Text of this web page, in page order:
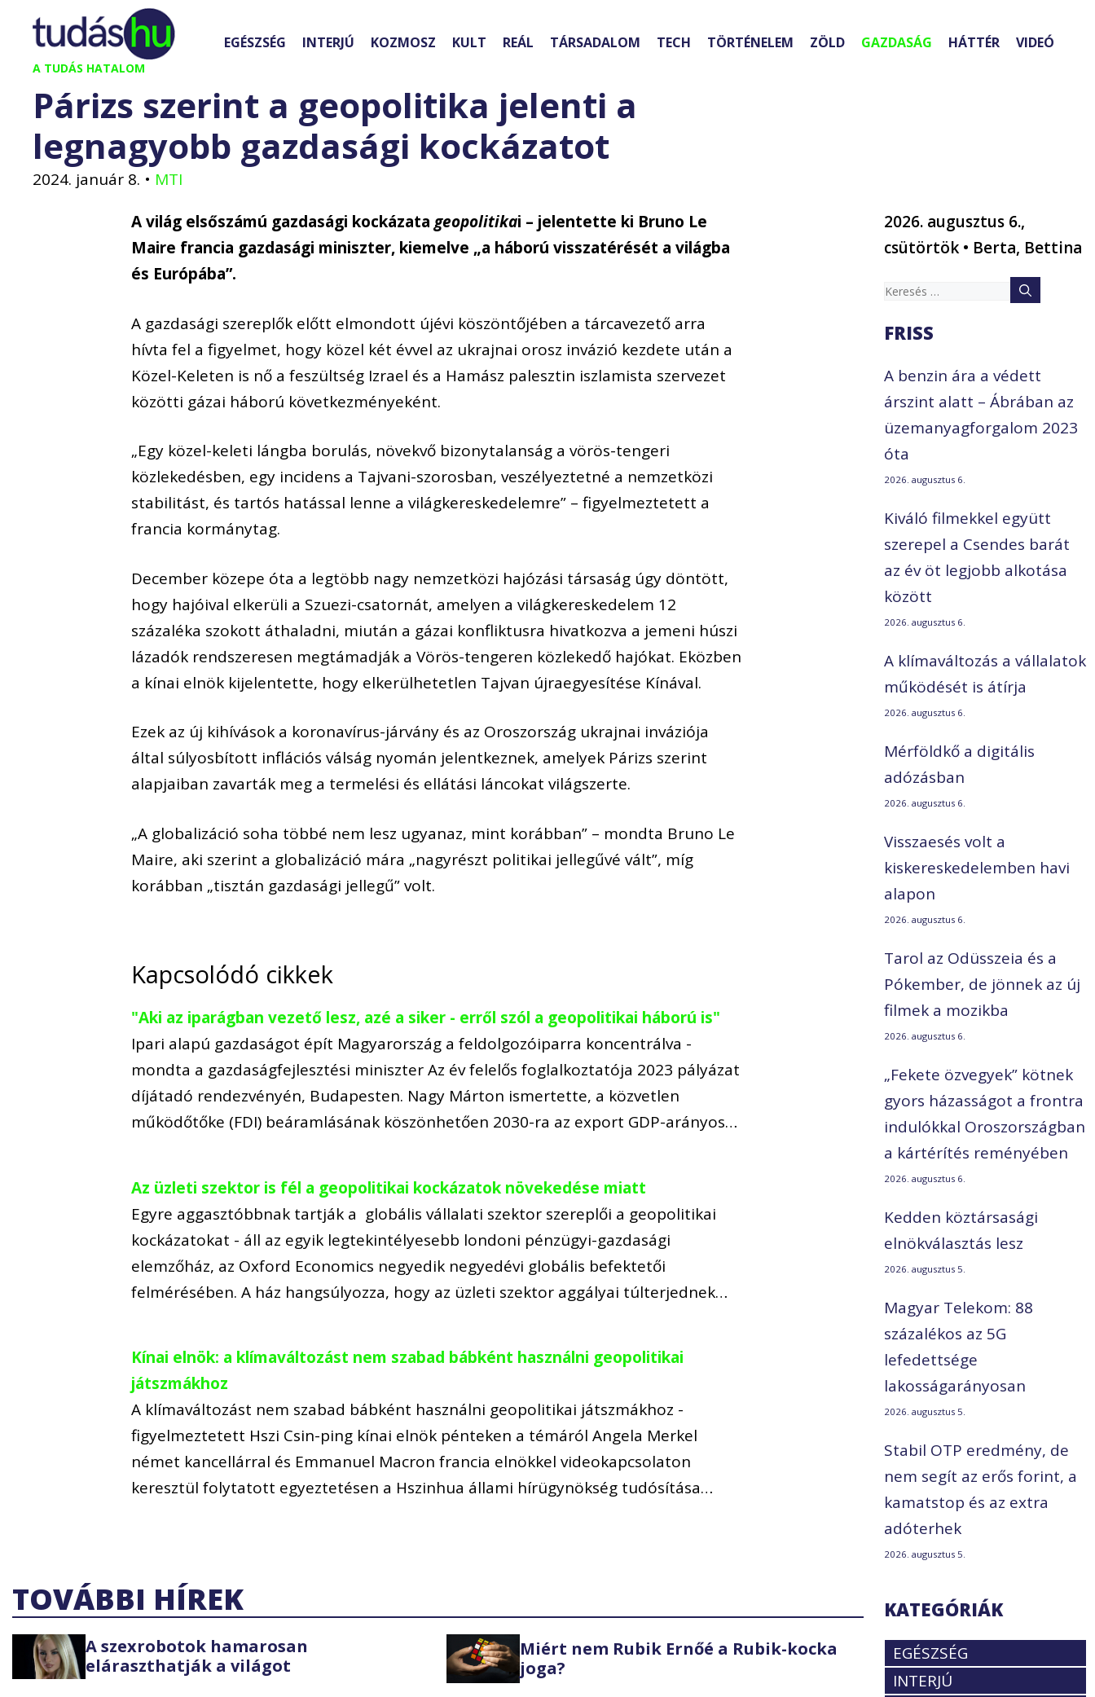
Kilépés
tartalomba
A TUDÁS HATALOM
EGÉSZSÉG INTERJÚ KOZMOSZ KULT REÁL TÁRSADALOM TECH TÖRTÉNELEM ZÖLD GAZDASÁG HÁTTÉR VIDEÓ
Párizs szerint a geopolitika jelenti a
legnagyobb gazdasági kockázatot
2024. január 8. • MTI
A világ elsőszámú gazdasági kockázatageopolitikai – jelentette ki Bruno Le
Maire francia gazdasági miniszter, kiemelve „a háború visszatérését a világba
és Európába”.
A gazdasági szereplők előtt elmondott újévi köszöntőjében a tárcavezető arra
hívta fel a figyelmet, hogy közel két évvel az ukrajnai orosz invázió kezdete után a
Közel-Keleten is nő a feszültség Izrael és a Hamász palesztin iszlamista szervezet
közötti gázai háború következményeként.
„Egy közel-keleti lángba borulás, növekvő bizonytalanság a vörös-tengeri
közlekedésben, egy incidens a Tajvani-szorosban, veszélyeztetné a nemzetközi
stabilitást, és tartós hatással lenne a világkereskedelemre” – figyelmeztetett a
francia kormánytag.
December közepe óta a legtöbb nagy nemzetközi hajózási társaság úgy döntött,
hogy hajóival elkerüli a Szuezi-csatornát, amelyen a világkereskedelem 12
százaléka szokott áthaladni, miután a gázai konfliktusra hivatkozva a jemeni húszi
lázadók rendszeresen megtámadják a Vörös-tengeren közlekedő hajókat. Eközben
a kínai elnök kijelentette, hogy elkerülhetetlen Tajvan újraegyesítése Kínával.
Ezek az új kihívások a koronavírus-járvány és az Oroszország ukrajnai inváziója
által súlyosbított inflációs válság nyomán jelentkeznek, amelyek Párizs szerint
alapjaiban zavarták meg a termelési és ellátási láncokat világszerte.
„A globalizáció soha többé nem lesz ugyanaz, mint korábban” – mondta Bruno Le
Maire, aki szerint a globalizáció mára „nagyrészt politikai jellegűvé vált”, míg
korábban „tisztán gazdasági jellegű” volt.
Kapcsolódó cikkek
"Aki az iparágban vezető lesz, azé a siker - erről szól a geopolitikai háború is"
Ipari alapú gazdaságot épít Magyarország a feldolgozóiparra koncentrálva -
mondta a gazdaságfejlesztési miniszter Az év felelős foglalkoztatója 2023 pályázat
díjátadó rendezvényén, Budapesten. Nagy Márton ismertette, a közvetlen
működőtőke (FDI) beáramlásának köszönhetően 2030-ra az export GDP-arányos…
Az üzleti szektor is fél a geopolitikai kockázatok növekedése miatt
Egyre aggasztóbbnak tartják a globális vállalati szektor szereplői a geopolitikai
kockázatokat - áll az egyik legtekintélyesebb londoni pénzügyi-gazdasági
elemzőház, az Oxford Economics negyedik negyedévi globális befektetői
felmérésében. A ház hangsúlyozza, hogy az üzleti szektor aggályai túlterjednek…
Kínai elnök: a klímaváltozást nem szabad bábként használni geopolitikai
játszmákhoz
A klímaváltozást nem szabad bábként használni geopolitikai játszmákhoz -
figyelmeztetett Hszi Csin-ping kínai elnök pénteken a témáról Angela Merkel
német kancellárral és Emmanuel Macron francia elnökkel videokapcsolaton
keresztül folytatott egyeztetésen a Hszinhua állami hírügynökség tudósítása…
TOVÁBBI HÍREK
A szexrobotok hamarosan
eláraszthatják a világot
Miért nem Rubik Ernőé a Rubik-kocka
joga?
2026. augusztus 6.,
csütörtök • Berta, Bettina
Keresés:
FRISS
A benzin ára a védett
árszint alatt – Ábrában az
üzemanyagforgalom 2023
óta
2026. augusztus 6.
Kiváló filmekkel együtt
szerepel a Csendes barát
az év öt legjobb alkotása
között
2026. augusztus 6.
A klímaváltozás a vállalatok
működését is átírja
2026. augusztus 6.
Mérföldkő a digitális
adózásban
2026. augusztus 6.
Visszaesés volt a
kiskereskedelemben havi
alapon
2026. augusztus 6.
Tarol az Odüsszeia és a
Pókember, de jönnek az új
filmek a mozikba
2026. augusztus 6.
„Fekete özvegyek” kötnek
gyors házasságot a frontra
indulókkal Oroszországban
a kártérítés reményében
2026. augusztus 6.
Kedden köztársasági
elnökválasztás lesz
2026. augusztus 5.
Magyar Telekom: 88
százalékos az 5G
lefedettsége
lakosságarányosan
2026. augusztus 5.
Stabil OTP eredmény, de
nem segít az erős forint, a
kamatstop és az extra
adóterhek
2026. augusztus 5.
KATEGÓRIÁK
EGÉSZSÉG
INTERJÚ